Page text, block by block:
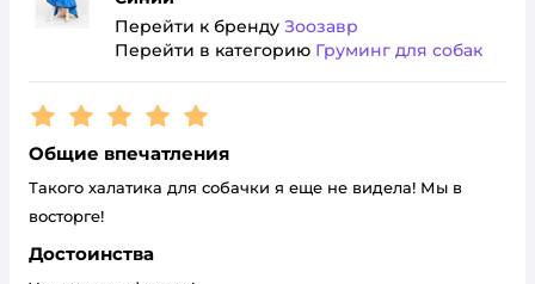
Перейти к бренду Зоозавр
Перейти в категорию Груминг для собак
Рейтинг:5
Общие впечатления
Такого халатика для собачки я еще не видела! Мы в
восторге!
Достоинства